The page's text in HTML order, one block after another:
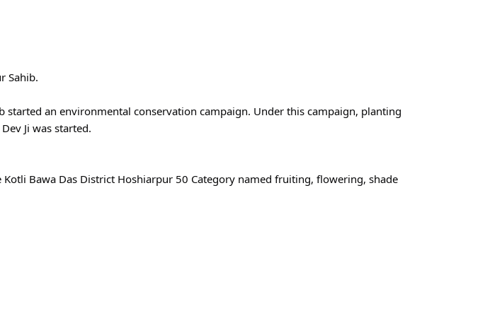
Sahib.
started an environmental conservation campaign. Under this campaign, planting
Ji was started.
Bawa Das District Hoshiarpur 50 Category named fruiting, flowering, shade